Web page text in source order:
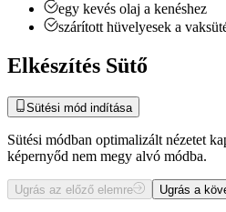
egy kevés olaj a kenéshez
szárított hüvelyesek a
Elkészítés Sütő
Sütési mód indítása
Sütési módban optimalizált nézetet
képernyőd nem megy alvó módba.
Ugrás az előző elemre Ugrás a